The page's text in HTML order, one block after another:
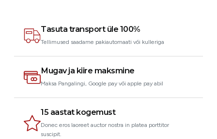
Tasuta transport üle 100%
Tellimused saadame pakiautomaati või kulleriga
Mugav ja kiire maksmine
Maksa Pangalingi, Google pay või apple pay abil
15 aastat kogemust
Donec eros laoreet auctor nostra in platea porttitor
suscipit.